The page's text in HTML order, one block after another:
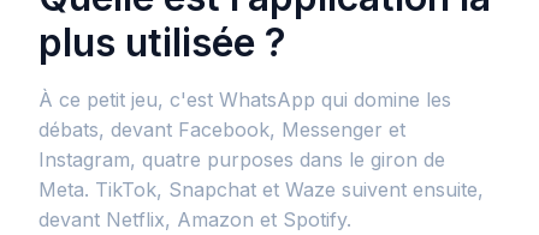
plus utilisée ?
À ce petit jeu, c'est WhatsApp qui domine les
débats, devant Facebook, Messenger et
Instagram, quatre purposes dans le giron de
Meta. TikTok, Snapchat et Waze suivent ensuite,
devant Netflix, Amazon et Spotify.